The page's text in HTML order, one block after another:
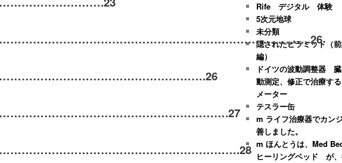
26
26
.27
.28
Rife デジタル 体験
5次元地球
未分類
隠されたピラミッド（
編）
ドイツの波動調整器
動測定、修正で治療す
メーター
テスラー缶
m ライフ治療器でカン
善しました。
m ほんとうは、Med
ヒーリングベッド が